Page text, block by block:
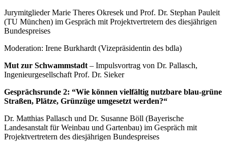
Jurymitglieder Marie Theres Okresek und Prof. Dr. Stephan Pauleit
(TU München) im Gespräch mit Projektvertretern des diesjährigen
Bundespreises
Moderation: Irene Burkhardt (Vizepräsidentin des bdla)
Mut zur Schwammstadt – Impulsvortrag von Dr. Pallasch,
Ingenieurgesellschaft Prof. Dr. Sieker
Gesprächsrunde 2: “Wie können vielfältig nutzbare blau-grüne
Straßen, Plätze, Grünzüge umgesetzt werden?“
Dr. Matthias Pallasch und Dr. Susanne Böll (Bayerische
Landesanstalt für Weinbau und Gartenbau) im Gespräch mit
Projektvertretern des diesjährigen Bundespreises